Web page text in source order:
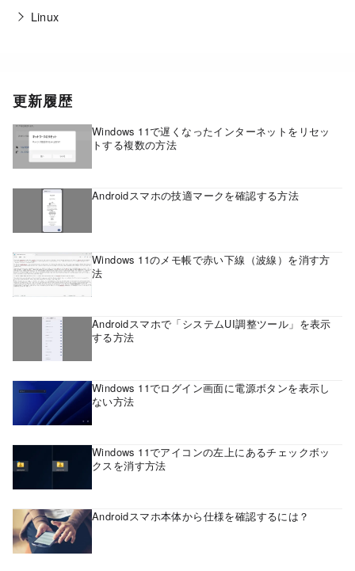
Linux
更新履歴
Windows 11で遅くなったインターネットをリセッ
トする複数の方法
Androidスマホの技適マークを確認する方法
Windows 11のメモ帳で赤い下線（波線）を消す方
法
Androidスマホで「システムUI調整ツール」を表示
する方法
Windows 11でログイン画面に電源ボタンを表示し
ない方法
Windows 11でアイコンの左上にあるチェックボッ
クスを消す方法
Androidスマホ本体から仕様を確認するには？